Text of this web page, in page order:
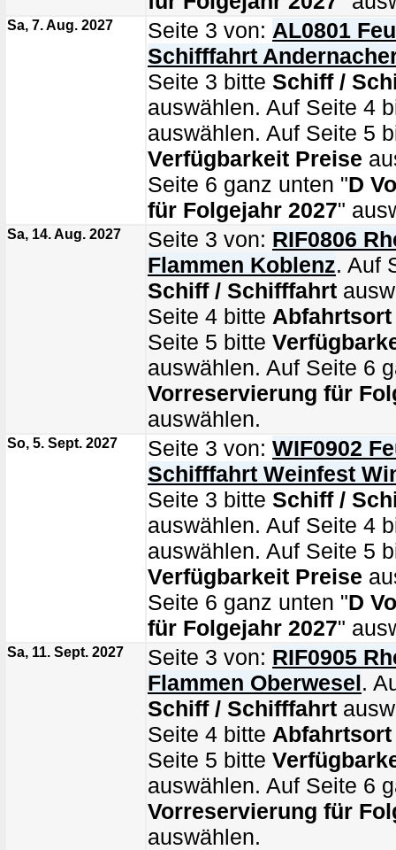
Sa, 7. Aug. 2027 Seite 3 von: AL0801
Schifffahrt
Seite 3 bitte Schiff /
auswählen. Auf Seite 4
auswählen. Auf Seite 5
Verfügbarkeit Preise
Seite 6 ganz unten "D
für Folgejahr 2027"
Sa, 14. Aug. 2027 Seite 3 von: RIF0806
Flammen Koblenz. Auf
Schiff / Schifffahrt
Seite 4 bitte Abfahrtsort
Seite 5 bitte
auswählen. Auf Seite 6
Vorreservierung für
auswählen.
So, 5. Sept. 2027 Seite 3 von: WIF0902
Schifffahrt Weinfest
Seite 3 bitte Schiff /
auswählen. Auf Seite 4
auswählen. Auf Seite 5
Verfügbarkeit Preise
Seite 6 ganz unten "D
für Folgejahr 2027"
Sa, 11. Sept. 2027 Seite 3 von: RIF0905
Flammen Oberwesel.
Schiff / Schifffahrt
Seite 4 bitte Abfahrtsort
Seite 5 bitte
auswählen. Auf Seite 6
Vorreservierung für
auswählen.